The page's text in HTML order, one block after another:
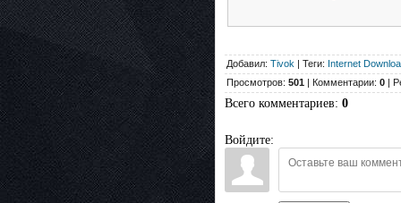
Добавил: Tivok | Теги: Internet
Просмотров: 501 | Комментарии: 0 |
Всего комментариев: 0
Войдите: